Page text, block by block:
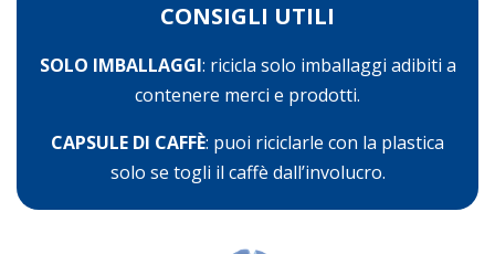
CONSIGLI UTILI
SOLO IMBALLAGGI: ricicla solo imballaggi adibiti a
contenere merci e prodotti.
CAPSULE DI CAFFÈ: puoi riciclarle con la plastica
solo se togli il caffè dall’involucro.